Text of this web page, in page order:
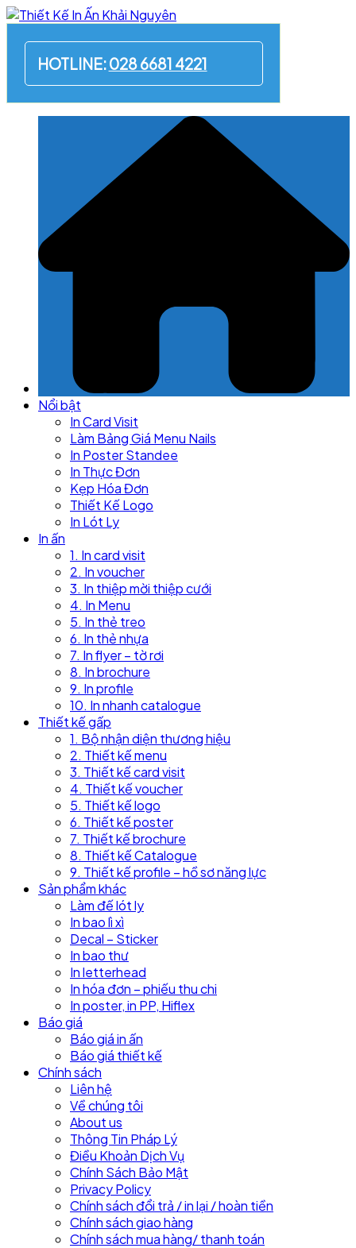
Skip
content
HOTLINE:028 6681 4221
Nổi bật
In Card Visit
Làm Bảng Giá Menu Nails
In Poster Standee
In Thực Đơn
Kẹp Hóa Đơn
Thiết Kế Logo
In Lót Ly
In ấn
1. In card visit
2. In voucher
3. In thiệp mời thiệp cưới
4. In Menu
5. In thẻ treo
6. In thẻ nhựa
7. In flyer – tờ rơi
8. In brochure
9. In profile
10. In nhanh catalogue
Thiết kế gấp
1. Bộ nhận diện thương hiệu
2. Thiết kế menu
3. Thiết kế card visit
4. Thiết kế voucher
5. Thiết kế logo
6. Thiết kế poster
7. Thiết kế brochure
8. Thiết kế Catalogue
9. Thiết kế profile – hồ sơ năng lực
Sản phẩm khác
Làm đế lót ly
In bao lì xì
Decal – Sticker
In bao thư
In letterhead
In hóa đơn – phiếu thu chi
In poster, in PP, Hiflex
Báo giá
Báo giá in ấn
Báo giá thiết kế
Chính sách
Liên hệ
Về chúng tôi
About us
Thông Tin Pháp Lý
Điều Khoản Dịch Vụ
Chính Sách Bảo Mật
Privacy Policy
Chính sách đổi trả / in lại / hoàn tiền
Chính sách giao hàng
Chính sách mua hàng/ thanh toán